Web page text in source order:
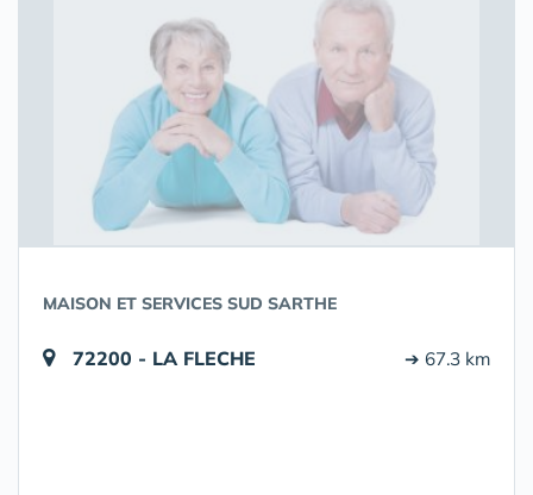
MAISON ET SERVICES SUD SARTHE
72200 - LA FLECHE ➔ 67.3 km